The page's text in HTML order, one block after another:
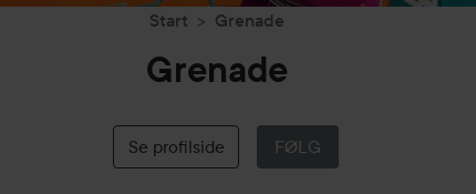
Start Grenade
Grenade
Se profilside FØLG